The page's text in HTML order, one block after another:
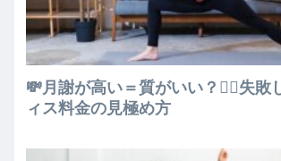
💸月謝が高い＝質がいい？🧘‍♀️失敗
ィス料金の見極め方